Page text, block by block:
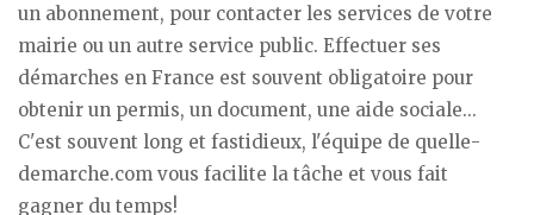
un abonnement, pour contacter les services de votre
mairie ou un autre service public. Effectuer ses
démarches en France est souvent obligatoire pour
obtenir un permis, un document, une aide sociale...
C'est souvent long et fastidieux, l'équipe de quelle-
demarche.com vous facilite la tâche et vous fait
gagner du temps!